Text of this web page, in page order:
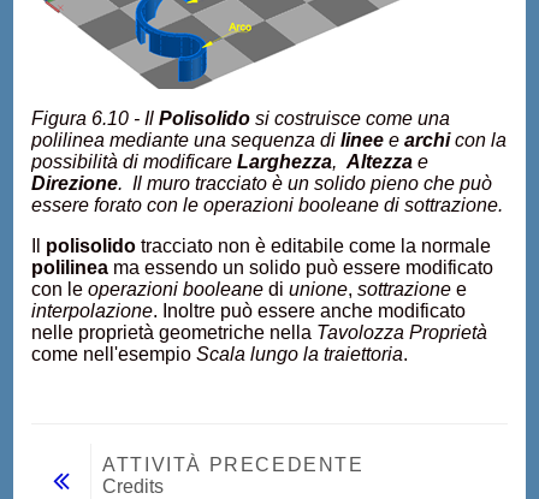
Figura 6.10 - IlPolisolido si costruisce come una
polilinea mediante una sequenza dilinee earchicon la
possibilità di modificareLarghezza,Altezza e
Direzione. Il muro tracciato è un solido pieno che può
essere forato con le operazioni booleane di sottrazione.
polisolido tracciato non è editabile come la normale
polilinea ma essendo un solido può essere modificato
con leoperazioni booleane diunione,sottrazione e
interpolazione. Inoltre può essere anche modificato
nelle proprietà geometriche nella Tavolozza Proprietà
come nell'esempioScala lungo la traiettoria.
ATTIVITÀ PRECEDENTE
Credits